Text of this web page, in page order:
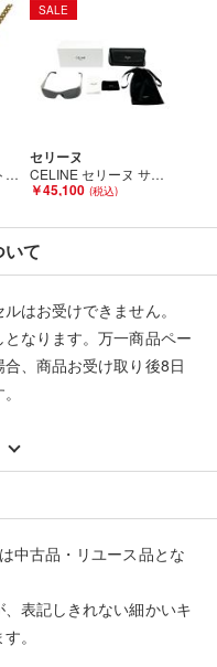
CELINE セリーヌ トリオンフ ラインストーン ネックレス 約42cm FTT2234 Bランク
SALE
セリーヌ
CELINE セリーヌ サングラス ケース付 レディース CL40283U Aランク
￥45,100
て
はお受けできません。
なります。万一商品ペー
、商品お受け取り後8日
。
、店頭での返品はお受け
に関しては承ることがで
中古品・リユース品とな
表記しきれない細かいキ
。